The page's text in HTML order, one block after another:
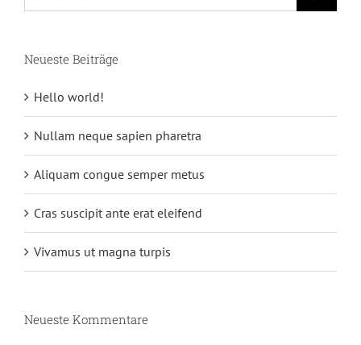
Neueste Beiträge
Hello world!
Nullam neque sapien pharetra
Aliquam congue semper metus
Cras suscipit ante erat eleifend
Vivamus ut magna turpis
Neueste Kommentare